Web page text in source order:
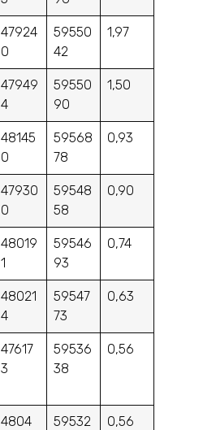
47924
0
59550
42
1,97
47949
4
59550
90
1,50
48145
0
59568
78
0,93
47930
0
59548
58
0,90
48019
1
59546
93
0,74
48021
4
59547
73
0,63
47617
3
59536
38
0,56
4804
59532
0,56